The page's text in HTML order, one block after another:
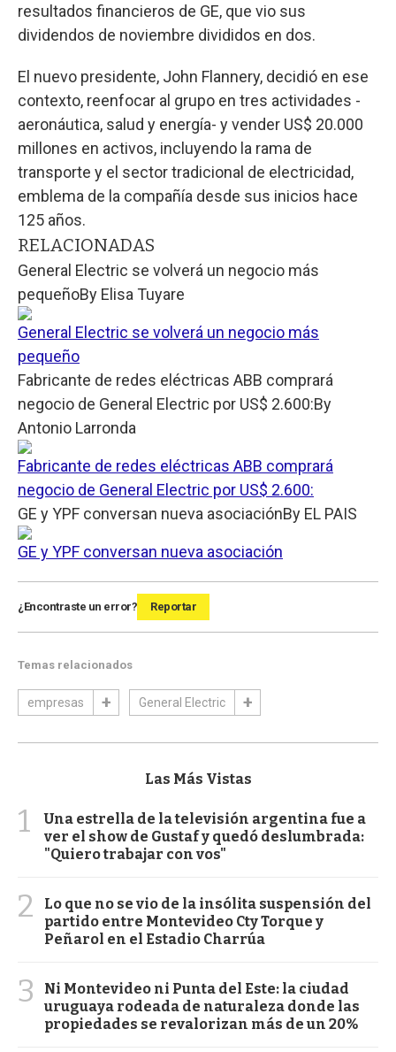
resultados financieros de GE, que vio sus
dividendos de noviembre divididos en dos.
El nuevo presidente, John Flannery, decidió en ese
contexto, reenfocar al grupo en tres actividades -
aeronáutica, salud y energía- y vender US$ 20.000
millones en activos, incluyendo la rama de
transporte y el sector tradicional de electricidad,
emblema de la compañía desde sus inicios hace
125 años.
RELACIONADAS
General Electric se volverá un negocio más
pequeñoBy Elisa Tuyare
General Electric se volverá un negocio más
pequeño
Fabricante de redes eléctricas ABB comprará
negocio de General Electric por US$ 2.600:By
Antonio Larronda
Fabricante de redes eléctricas ABB comprará
negocio de General Electric por US$ 2.600:
GE y YPF conversan nueva asociaciónBy EL PAIS
GE y YPF conversan nueva asociación
¿Encontraste un error? Reportar
Temas relacionados
empresas General Electric
Las Más Vistas
1
Una estrella de la televisión argentina fue a
ver el show de Gustaf y quedó deslumbrada:
"Quiero trabajar con vos"
2
Lo que no se vio de la insólita suspensión del
partido entre Montevideo Cty Torque y
Peñarol en el Estadio Charrúa
3
Ni Montevideo ni Punta del Este: la ciudad
uruguaya rodeada de naturaleza donde las
propiedades se revalorizan más de un 20%